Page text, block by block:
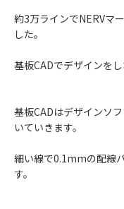
約3万ラインでNERVマ
した。
基板CADでデザインを
基板CADはデザインソ
いていきます。
細い線で0.1mmの配線
す。